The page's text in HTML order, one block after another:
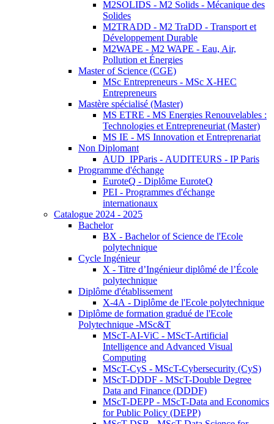
M2SOLIDS - M2 Solids - Mécanique des
Solides
M2TRADD - M2 TraDD - Transport et
Développement Durable
M2WAPE - M2 WAPE - Eau, Air,
Pollution et Énergies
Master of Science (CGE)
MSc Entrepreneurs - MSc X-HEC
Entrepreneurs
Mastère spécialisé (Master)
MS ETRE - MS Energies Renouvelables :
Technologies et Entrepreneuriat (Master)
MS IE - MS Innovation et Entreprenariat
Non Diplomant
AUD_IPParis - AUDITEURS - IP Paris
Programme d'échange
EuroteQ - Diplôme EuroteQ
PEI - Programmes d'échange
internationaux
Catalogue 2024 - 2025
Bachelor
BX - Bachelor of Science de l'Ecole
polytechnique
Cycle Ingénieur
X - Titre d’Ingénieur diplômé de l’École
polytechnique
Diplôme d'établissement
X-4A - Diplôme de l'Ecole polytechnique
Diplôme de formation gradué de l'Ecole
Polytechnique -MSc&T
MScT-AI-ViC - MScT-Artificial
Intelligence and Advanced Visual
Computing
MScT-CyS - MScT-Cybersecurity (CyS)
MScT-DDDF - MScT-Double Degree
Data and Finance (DDDF)
MScT-DEPP - MScT-Data and Economics
for Public Policy (DEPP)